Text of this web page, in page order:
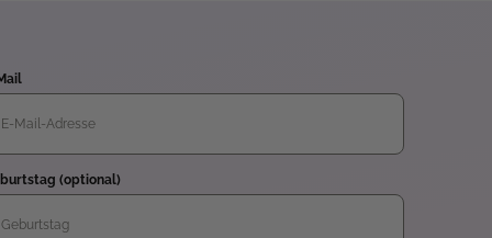
(optional)